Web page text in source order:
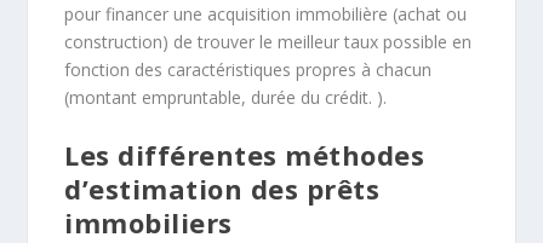
pour financer une acquisition immobilière (achat ou
construction) de trouver le meilleur taux possible en
fonction des caractéristiques propres à chacun
(montant empruntable, durée du crédit. ).
Les différentes méthodes
d’estimation des prêts
immobiliers